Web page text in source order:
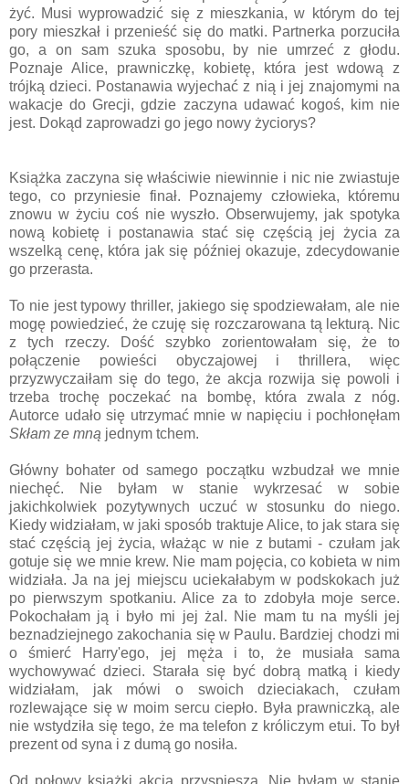
żyć. Musi wyprowadzić się z mieszkania, w którym do tej
pory mieszkał i przenieść się do matki. Partnerka porzuciła
go, a on sam szuka sposobu, by nie umrzeć z głodu.
Poznaje Alice, prawniczkę, kobietę, która jest wdową z
trójką dzieci. Postanawia wyjechać z nią i jej znajomymi na
wakacje do Grecji, gdzie zaczyna udawać kogoś, kim nie
jest. Dokąd zaprowadzi go jego nowy życiorys?
Książka zaczyna się właściwie niewinnie i nic nie zwiastuje
tego, co przyniesie finał. Poznajemy człowieka, któremu
znowu w życiu coś nie wyszło. Obserwujemy, jak spotyka
nową kobietę i postanawia stać się częścią jej życia za
wszelką cenę, która jak się później okazuje, zdecydowanie
go przerasta.
To nie jest typowy thriller, jakiego się spodziewałam, ale nie
mogę powiedzieć, że czuję się rozczarowana tą lekturą. Nic
z tych rzeczy. Dość szybko zorientowałam się, że to
połączenie powieści obyczajowej i thrillera, więc
przyzwyczaiłam się do tego, że akcja rozwija się powoli i
trzeba trochę poczekać na bombę, która zwala z nóg.
Autorce udało się utrzymać mnie w napięciu i pochłonęłam
Skłam ze mną jednym tchem.
Główny bohater od samego początku wzbudzał we mnie
niechęć. Nie byłam w stanie wykrzesać w sobie
jakichkolwiek pozytywnych uczuć w stosunku do niego.
Kiedy widziałam, w jaki sposób traktuje Alice, to jak stara się
stać częścią jej życia, włażąc w nie z butami - czułam jak
gotuje się we mnie krew. Nie mam pojęcia, co kobieta w nim
widziała. Ja na jej miejscu uciekałabym w podskokach już
po pierwszym spotkaniu. Alice za to zdobyła moje serce.
Pokochałam ją i było mi jej żal. Nie mam tu na myśli jej
beznadziejnego zakochania się w Paulu. Bardziej chodzi mi
o śmierć Harry'ego, jej męża i to, że musiała sama
wychowywać dzieci. Starała się być dobrą matką i kiedy
widziałam, jak mówi o swoich dzieciakach, czułam
rozlewające się w moim sercu ciepło. Była prawniczką, ale
nie wstydziła się tego, że ma telefon z króliczym etui. To był
prezent od syna i z dumą go nosiła.
Od połowy książki akcja przyspiesza. Nie byłam w stanie